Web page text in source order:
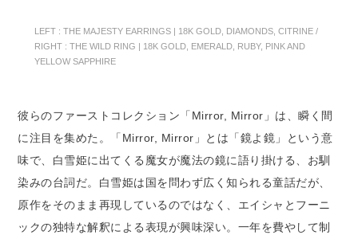
LEFT : THE MAJESTY EARRINGS | 18K GOLD, DIAMONDS, CITRINE /
RIGHT : THE WILD RING | 18K GOLD, EMERALD, RUBY, PINK AND
YELLOW SAPPHIRE
彼らのファーストコレクション「Mirror, Mirror」は、瞬く間
に注目を集めた。「Mirror, Mirror」とは「鏡よ鏡」という意
味で、白雪姫に出てくる魔女が魔法の鏡に語り掛ける、お馴
染みの台詞だ。白雪姫は国を問わず広く知られる童話だが、
原作をそのまま再現しているのではなく、エイシャとフーニ
ックの独特な解釈による表現が興味深い。一年を費やして制